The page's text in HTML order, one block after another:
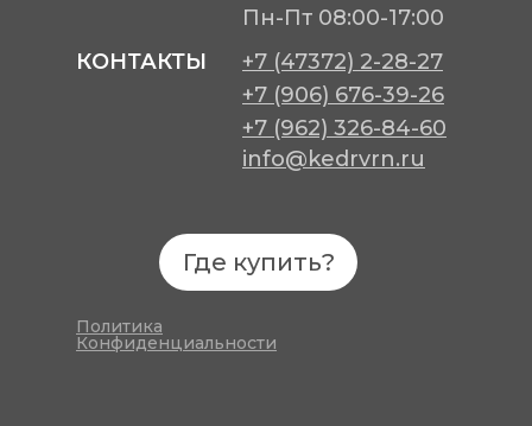
Политика
Конфиденциальности
info@kedrvrn.ru
+7 (47372) 2-28-27
+7 (906) 676-39-26
+7 (962) 326-84-60
КОНТАКТЫ
Пн-Пт 08:00-17:00
Где купить?